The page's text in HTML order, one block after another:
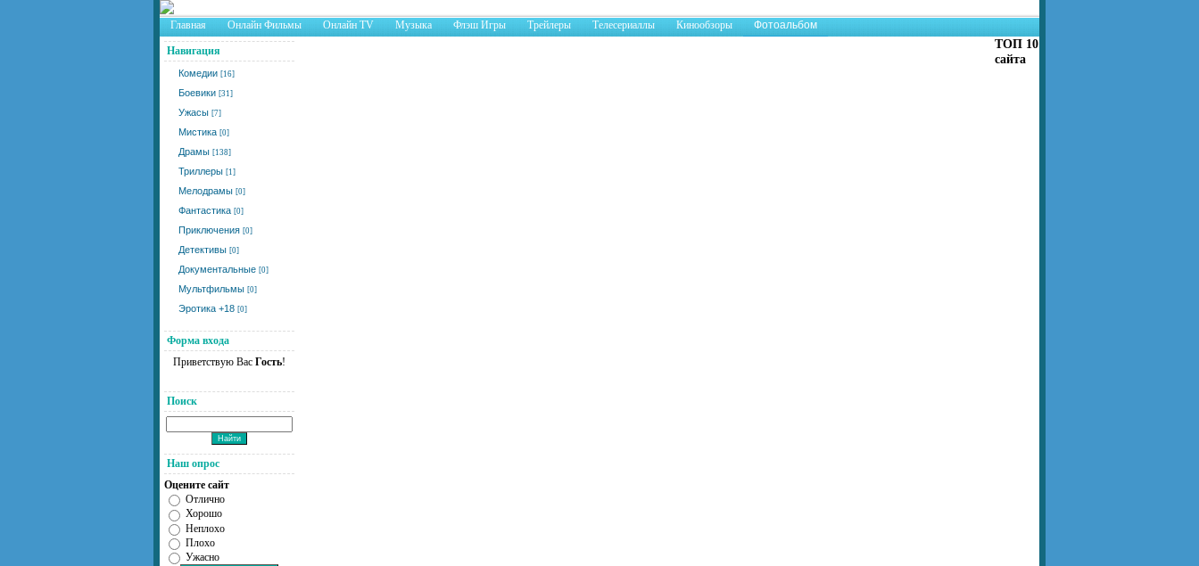
Главная Онлайн Фильмы Онлайн TV Музыка Флэш Игры Трейлеры Телесериаллы Кинообзоры Фотоальбом
Навигация
Комедии [16]
Боевики [31]
Ужасы [7]
Мистика [0]
Драмы [138]
Триллеры [1]
Мелодрамы [0]
Фантастика [0]
Приключения [0]
Детективы [0]
Документальные [0]
Мультфильмы [0]
Эротика +18 [0]
Форма входа
Приветствую Вас Гость!
Поиск
Наш опрос
Оцените сайт
Отлично
Хорошо
Неплохо
Плохо
Ужасно
ТОП 10
сайта